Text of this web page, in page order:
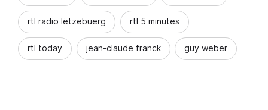
rtl radio lëtzebuerg rtl 5 minutes
rtl today jean-claude franck guy weber